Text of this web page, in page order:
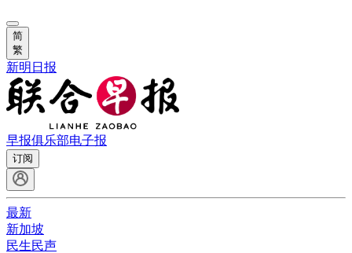
简
繁
新明日报
早报俱乐部电子报
订阅
最新
新加坡
民生民声